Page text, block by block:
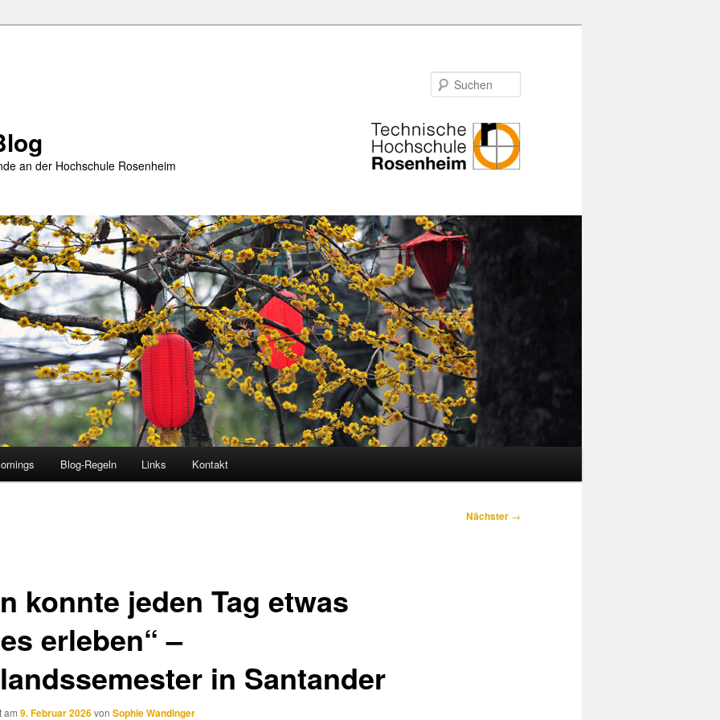
an der Hochschule Rosenheim
Blog-Regeln Links Kontakt
Nächster →
konnte jeden Tag etwas
erleben“ –
in Santander
am 9. Februar 2026von Sophie Wandinger